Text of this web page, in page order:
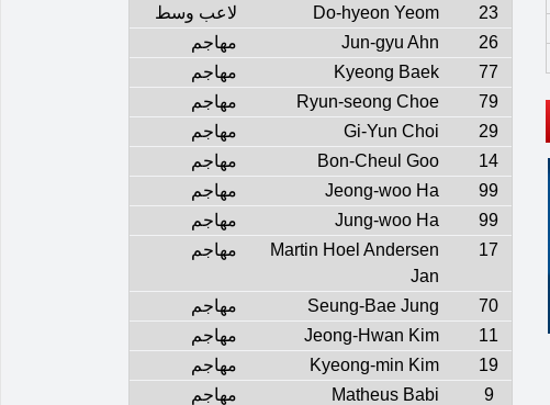
23
Do-hyeon Yeom
لاعب وسط
26
Jun-gyu Ahn
مهاجم
77
Kyeong Baek
مهاجم
79
Ryun-seong Choe
مهاجم
29
Gi-Yun Choi
مهاجم
14
Bon-Cheul Goo
مهاجم
99
Jeong-woo Ha
مهاجم
99
Jung-woo Ha
مهاجم
17
Martin Hoel Andersen
Jan
مهاجم
70
Seung-Bae Jung
مهاجم
11
Jeong-Hwan Kim
مهاجم
19
Kyeong-min Kim
مهاجم
9
Matheus Babi
مهاجم